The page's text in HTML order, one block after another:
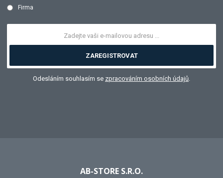
Firma
ZAREGISTROVAT
Odesláním souhlasím se zpracováním osobních údajů
AB-STORE S.R.O.